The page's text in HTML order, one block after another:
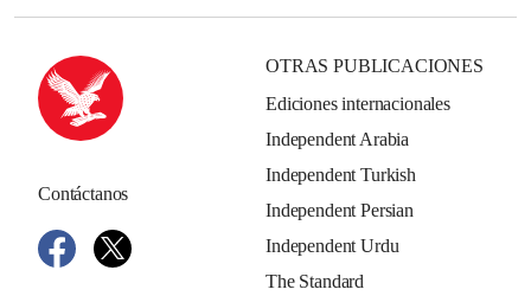
Contáctanos
OTRAS PUBLICACIONES
Ediciones internacionales
Independent Arabia
Independent Turkish
Independent Persian
Independent Urdu
The Standard